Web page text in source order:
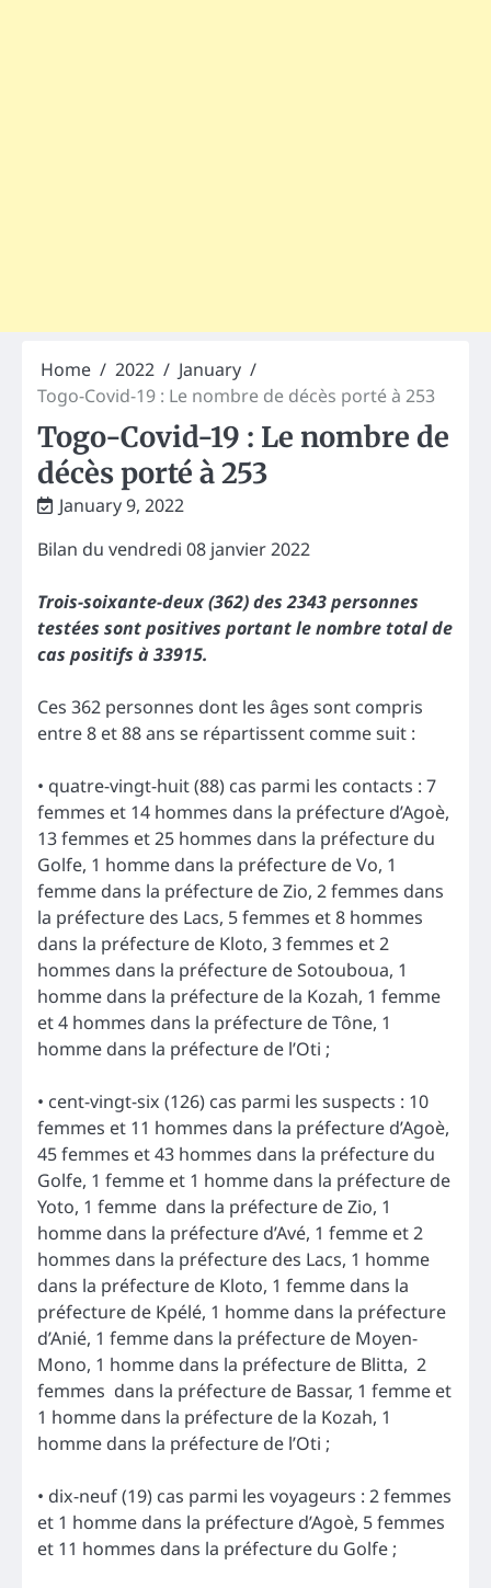
Home 2022
January
Togo-Covid-19 : Le nombre de décès porté à 253
Togo-Covid-19 : Le nombre de
décès porté à 253
January 9, 2022
Bilan du vendredi 08 janvier 2022
Trois-soixante-deux (362) des 2343 personnes
testées sont positives portant le nombre total de
cas positifs à 33915.
Ces 362 personnes dont les âges sont compris
entre 8 et 88 ans se répartissent comme suit :
• quatre-vingt-huit (88) cas parmi les contacts : 7
femmes et 14 hommes dans la préfecture d’Agoè,
13 femmes et 25 hommes dans la préfecture du
Golfe, 1 homme dans la préfecture de Vo, 1
femme dans la préfecture de Zio, 2 femmes dans
la préfecture des Lacs, 5 femmes et 8 hommes
dans la préfecture de Kloto, 3 femmes et 2
hommes dans la préfecture de Sotouboua, 1
homme dans la préfecture de la Kozah, 1 femme
et 4 hommes dans la préfecture de Tône, 1
homme dans la préfecture de l’Oti ;
• cent-vingt-six (126) cas parmi les suspects : 10
femmes et 11 hommes dans la préfecture d’Agoè,
45 femmes et 43 hommes dans la préfecture du
Golfe, 1 femme et 1 homme dans la préfecture de
Yoto, 1 femme dans la préfecture de Zio, 1
homme dans la préfecture d’Avé, 1 femme et 2
hommes dans la préfecture des Lacs, 1 homme
dans la préfecture de Kloto, 1 femme dans la
préfecture de Kpélé, 1 homme dans la préfecture
d’Anié, 1 femme dans la préfecture de Moyen-
Mono, 1 homme dans la préfecture de Blitta, 2
femmes dans la préfecture de Bassar, 1 femme et
1 homme dans la préfecture de la Kozah, 1
homme dans la préfecture de l’Oti ;
• dix-neuf (19) cas parmi les voyageurs : 2 femmes
et 1 homme dans la préfecture d’Agoè, 5 femmes
et 11 hommes dans la préfecture du Golfe ;